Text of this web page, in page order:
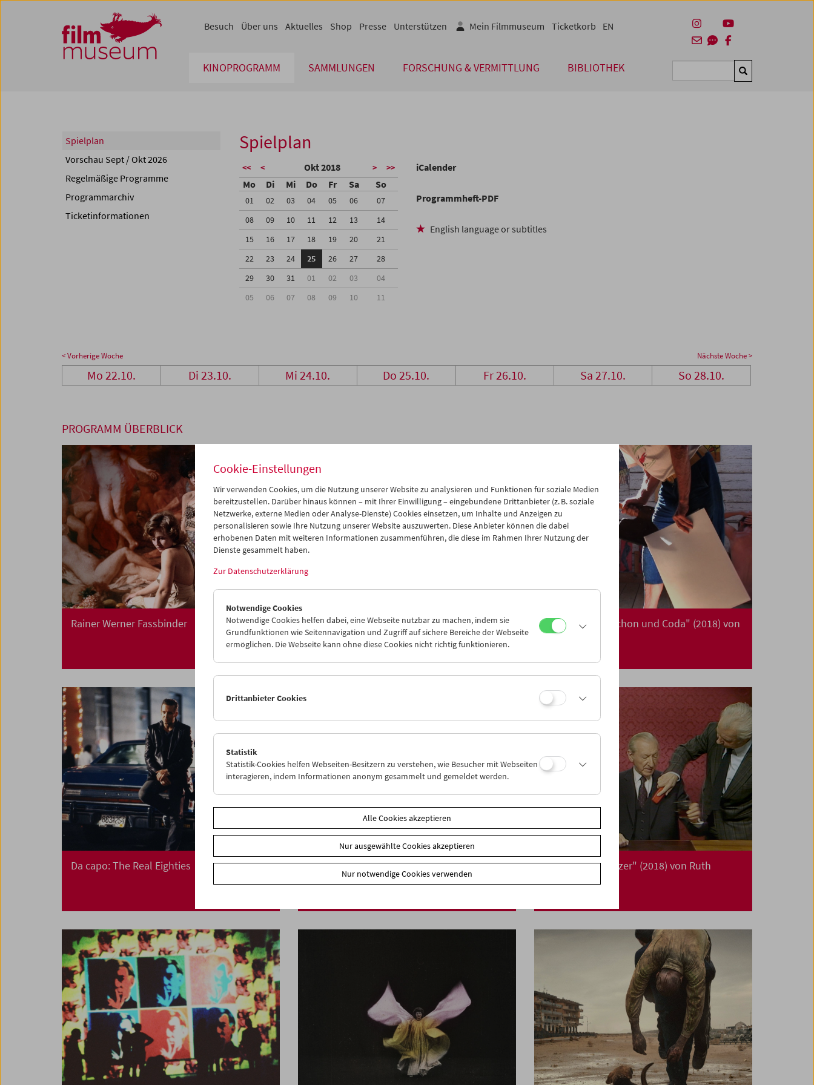
Zum Inhalt
Zum Hauptmenü
Zur Servicenavigation
Zum Suche
KINOPROGRAMM SAMMLUNGEN FORSCHUNG & VERMITTLUNG BIBLIOTHEK Suchen
Besuch Über uns Aktuelles Shop Presse Unterstützen Mein Filmmuseum Ticketkorb EN
Spielplan
Vorschau Sept / Okt 2026
Regelmäßige Programme
Programmarchiv
Ticketinformationen
Spielplan
<< < Okt 2018 > >>
Mo Di Mi Do Fr Sa So
01 02 03 04 05 06
07
08
09 10 11 12 13
14
15
16 17 18 19 20
21
22
23 24 25 26 27
28
29
30 31 01 02 03
04
05
06 07 08 09 10 11
iCalender
Programmheft-PDF
English language or subtitles
< Vorherige Woche Nächste Woche >
Mo 22.10. Di 23.10. Mi 24.10. Do 25.10. Fr 26.10. Sa 27.10. So 28.10.
PROGRAMM ÜBERBLICK
Rainer Werner Fassbinder
Land der Vernichtung
Filme über die Konzentrationslager 1945-
1989
Da capo: "Triptychon und Coda" (2018) von
Michael Pilz
Da capo: The Real Eighties In person: Deborah Stratman
"Waldheims Walzer" (2018) von Ruth
Cookie-Einstellungen
Wir verwenden Cookies, um die Nutzung unserer Website zu analysieren und Funktionen für soziale Medien
bereitzustellen. Darüber hinaus können – mit Ihrer Einwilligung – eingebundene Drittanbieter (z. B. soziale
Netzwerke, externe Medien oder Analyse-Dienste) Cookies einsetzen, um Inhalte und Anzeigen zu
personalisieren sowie Ihre Nutzung unserer Website auszuwerten. Diese Anbieter können die dabei
erhobenen Daten mit weiteren Informationen zusammenführen, die diese im Rahmen Ihrer Nutzung der
Dienste gesammelt haben.
Zur Datenschutzerklärung
Notwendige Cookies
Notwendige Cookies helfen dabei, eine Webseite nutzbar zu machen, indem sie
Grundfunktionen wie Seitennavigation und Zugriff auf sichere Bereiche der Webseite
ermöglichen. Die Webseite kann ohne diese Cookies nicht richtig funktionieren.
Drittanbieter Cookies
Statistik
Statistik-Cookies helfen Webseiten-Besitzern zu verstehen, wie Besucher mit Webseiten
interagieren, indem Informationen anonym gesammelt und gemeldet werden.
Alle Cookies akzeptieren
Nur ausgewählte Cookies akzeptieren
Nur notwendige Cookies verwenden